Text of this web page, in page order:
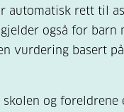
automatisk rett til
også for barn
vurdering basert
og foreldrene